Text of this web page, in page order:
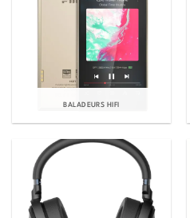
BALADEURS HIFI